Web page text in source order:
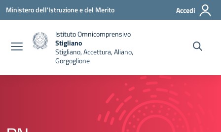
Vai ai contenuti
Vai al menu di navigazione
Vai al footer
Ministero dell'Istruzione e del Merito Accedi
Istituto Omnicomprensivo
Stigliano
Stigliano, Accettura, Aliano,
Gorgoglione